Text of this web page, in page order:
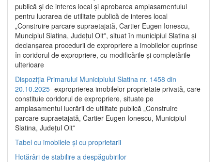
publică şi de interes local şi aprobarea amplasamentului
pentru lucrarea de utilitate publică de interes local
„Construire parcare supraetajată, Cartier Eugen Ionescu,
Muncipiul Slatina, Judeţul Olt”, situat în municipiul Slatina şi
declanşarea procedurii de expropriere a imobilelor cuprinse
în coridorul de expropriere, cu modificările şi completările
ulterioare
Dispoziția Primarului Municipiului Slatina nr. 1458 din
20.10.2025- exproprierea imobilelor proprietate privată, care
constituie coridorul de expropriere, situate pe
amplasamentul lucrării de utilitate publică „Construire
parcare supraetajată, Cartier Eugen Ionescu, Municipiul
Slatina, Județul Olt”
Tabel cu imobilele și cu proprietarii
Hotărâri de stabilire a despăgubirilor